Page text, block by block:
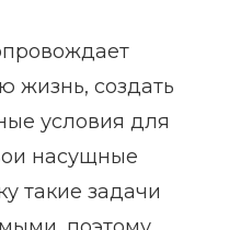
жизнь, создать
условия для
насущные
такие задачи